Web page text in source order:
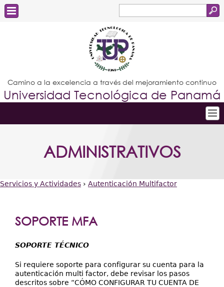
de
búsqueda
Estudiantes
Docentes
Administrativos
Graduados
Camino a la excelencia a través del mejoramiento continuo
Universidad Tecnológica de Panamá
Conoce la UTP
Investigación
Extensión
Centros Regionales
Servicios
ADMINISTRATIVOS
está
Servicios y Actividades › Autenticación Multifactor
SOPORTE MFA
SOPORTE TÉCNICO
Si requiere soporte para configurar su cuenta para la
autenticación multi factor, debe revisar los pasos
descritos sobre “CÓMO CONFIGURAR TU CUENTA DE